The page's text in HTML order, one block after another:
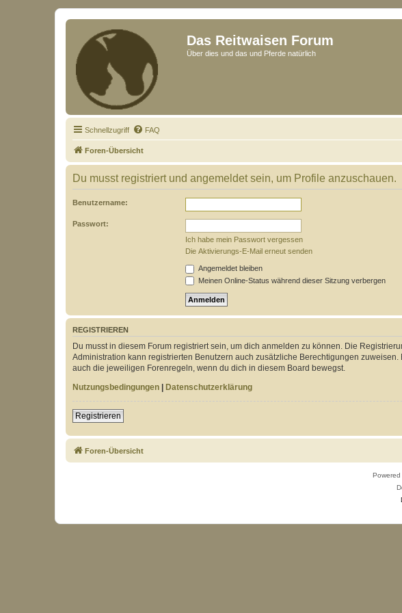
Das Reitwaisen Forum
Über dies und das und Pferde natürlich
Schnellzugriff FAQ
Foren-Übersicht
Du musst registriert und angemeldet sein, um Profile anzuschauen.
Benutzername:
Passwort:
Ich habe mein Passwort vergessen
Die Aktivierungs-E-Mail erneut senden
Angemeldet bleiben
Meinen Online-Status während dieser Sitzung verbergen
REGISTRIEREN
Du musst in diesem Forum registriert sein, um dich anmelden zu können. Die
Administration kann registrierten Benutzern auch zusätzliche Berechtigungen
auch die jeweiligen Forenregeln, wenn du dich in diesem Board bewegst.
Nutzungsbedingungen | Datenschutzerklärung
Registrieren
Foren-Übersicht
Powered